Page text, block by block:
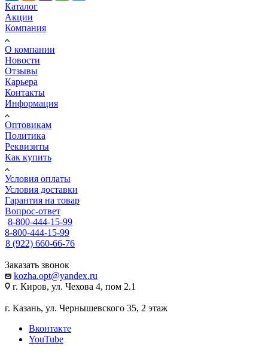
Каталог
Акции
Компания
О компании
Новости
Отзывы
Карьера
Контакты
Информация
Оптовикам
Политика
Реквизиты
Как купить
Условия оплаты
Условия доставки
Гарантия на товар
Вопрос-ответ
8-800-444-15-99
8-800-444-15-99
8 (922) 660-66-76
Заказать звонок
kozha.opt@yandex.ru
г. Киров, ул. Чехова 4, пом 2.1
г. Казань, ул. Чернышевского 35, 2 этаж
Вконтакте
YouTube